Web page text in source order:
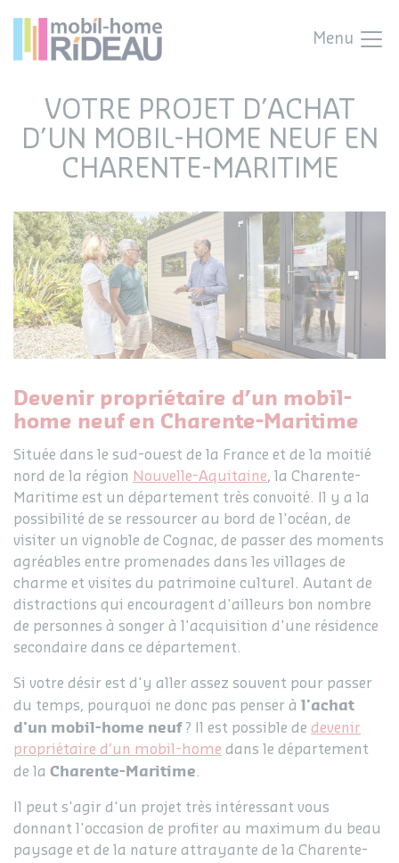
Menu
VOTRE PROJET D’ACHAT
D’UN MOBIL-HOME NEUF EN
CHARENTE-MARITIME
Devenir propriétaire d’un mobil-
home neuf en Charente-Maritime
Située dans le sud-ouest de la France et de la moitié
nord de la région Nouvelle-Aquitaine, la Charente-
Maritime est un département très convoité. Il y a la
possibilité de se ressourcer au bord de l'océan, de
visiter un vignoble de Cognac, de passer des moments
agréables entre promenades dans les villages de
charme et visites du patrimoine culturel. Autant de
distractions qui encouragent d'ailleurs bon nombre
de personnes à songer à l'acquisition d'une résidence
secondaire dans ce département.
Si votre désir est d'y aller assez souvent pour passer
du temps, pourquoi ne donc pas penser à l'achat
d'un mobil-home neuf ? Il est possible de devenir
propriétaire d’un mobil-home dans le département
de la Charente-Maritime.
Il peut s'agir d'un projet très intéressant vous
donnant l'occasion de profiter au maximum du beau
paysage et de la nature attrayante de la Charente-